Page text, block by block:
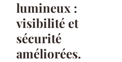
lumineux :
visibilité et
sécurité
améliorées.